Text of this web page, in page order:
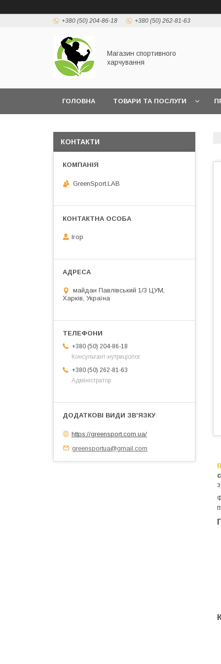
+380 (50) 204-86-18 +380 (50) 262-81-63
Магазин спортивного
харчування
ГОЛОВНА ТОВАРИ ТА ПОСЛУГИ
КОНТАКТИ
GreenSport.LAB
Ігор
майдан Павлівський 1/3 ЦУМ,
Харків, Україна
+380 (50) 204-86-18
Консультант-нутриціолог
+380 (50) 262-81-63
Адміністратор
https://greensport.com.ua/
greensportua@gmail.com